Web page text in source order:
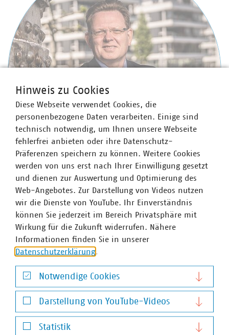
Dr. Andreas Hollstein
Geschäftsführer
+49 211 159243-11
hollstein(at)vku(dot)de
Hinweis zu Cookies
Diese Webseite verwendet Cookies, die
personenbezogene Daten verarbeiten. Einige sind
technisch notwendig, um Ihnen unsere Webseite
fehlerfrei anbieten oder ihre Datenschutz-
Präferenzen speichern zu können. Weitere Cookies
werden von uns erst nach Ihrer Einwilligung gesetzt
und dienen zur Auswertung und Optimierung des
Web-Angebotes. Zur Darstellung von Videos nutzen
wir die Dienste von YouTube. Ihr Einverständnis
können Sie jederzeit im Bereich Privatsphäre mit
Wirkung für die Zukunft widerrufen. Nähere
Informationen finden Sie in unserer
Datenschutzerklärung
Notwendige Cookies
Notwendige Cookies
Darstellung von YouTube-Videos
Darstellung von YouTube-Videos
Statistik